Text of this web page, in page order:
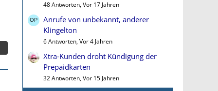
48 Antworten, Vor 17 Jahren
Anrufe von unbekannt, anderer
Klingelton
6 Antworten, Vor 4 Jahren
Xtra-Kunden droht Kündigung der
Prepaidkarten
32 Antworten, Vor 15 Jahren